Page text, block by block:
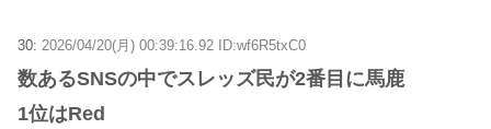
30: 2026/04/20(月) 00:39:16.92 ID:wf6R5txC0
数あるSNSの中でスレッズ民が2番目に馬鹿
1位はRed